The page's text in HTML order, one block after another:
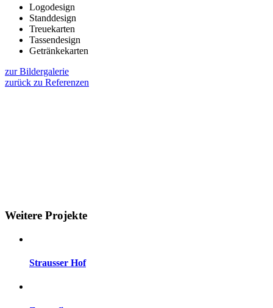
Logodesign
Standdesign
Treuekarten
Tassendesign
Getränkekarten
zur Bildergalerie
zurück zu Referenzen
Weitere Projekte
Strausser Hof